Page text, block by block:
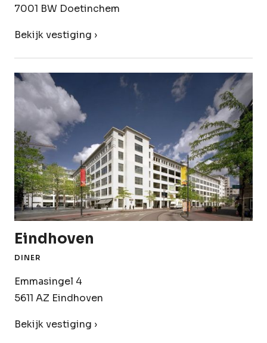
7001 BW Doetinchem
Bekijk vestiging ›
Eindhoven
DINER
Emmasingel 4
5611 AZ Eindhoven
Bekijk vestiging ›